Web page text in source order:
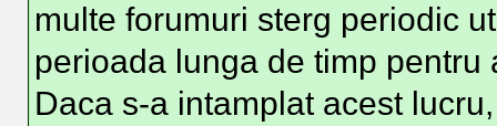
multe forumuri sterg periodic
perioada lunga de timp
Daca s-a intamplat acest